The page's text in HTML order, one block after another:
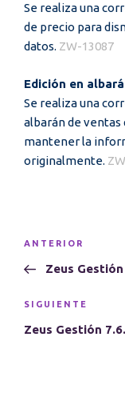
Se realiza una
de precio para
datos. ZW-13087
Edición en
Se realiza una
albarán de ventas
mantener la
originalmente.
entradas
Entrada
anterior:
ANTERIOR
Zeus Gestión
Siguiente
entrada
SIGUIENTE
Zeus Gestión